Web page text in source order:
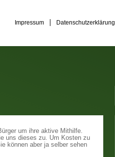
Impressum Datenschutzerklärung
um ihre aktive Mithilfe.
uns dieses zu. Um Kosten zu
können aber ja selber sehen